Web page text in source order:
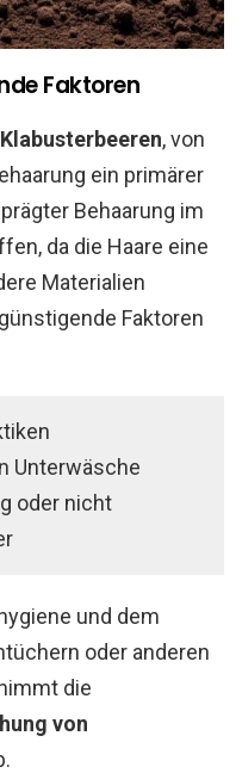
Faktoren
, von
ein primärer
Behaarung im
da die Haare eine
Materialien
Faktoren
Unterwäsche
oder nicht
und dem
oder anderen
die
von